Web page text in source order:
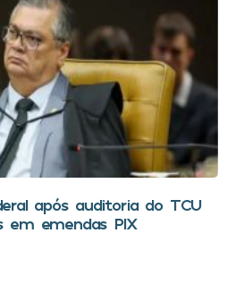
após auditoria do TCU
em emendas PIX